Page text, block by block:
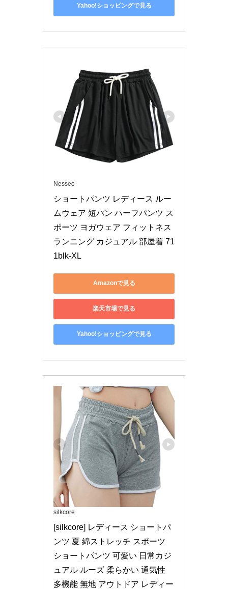
Yahoo!ショッピングで見る
Nesseo
ショートパンツ レディース ルー
ムウェア 短パン ハーフパンツ ス
ポーツ ヨガウェア フィットネス
ランニング カジュアル 部屋着 71
1blk-XL
Amazonで見る
楽天市場で見る
Yahoo!ショッピングで見る
silkcore
[silkcore] レディース ショートパ
ンツ 夏 綿ストレッチ スポーツ
ショートパンツ 可愛い 日常カジ
ュアル ルーズ 柔らかい 通気性
多機能 無地 アウトドア レディー